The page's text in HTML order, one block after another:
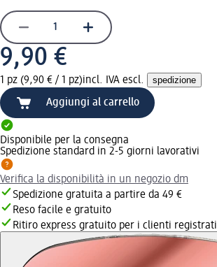
9,90 €
1 pz (9,90 € / 1 pz)incl. IVA escl. spedizione
Aggiungi al carrello
Disponibile per la consegna
Spedizione standard in 2-5 giorni lavorativi
Verifica la disponibilità in un negozio dm
Spedizione gratuita a partire da 49 €
Reso facile e gratuito
Ritiro express gratuito per i clienti registrati